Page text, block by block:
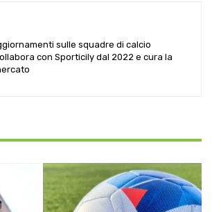
sulle squadre di calcio
con Sporticily dal 2022 e cura la